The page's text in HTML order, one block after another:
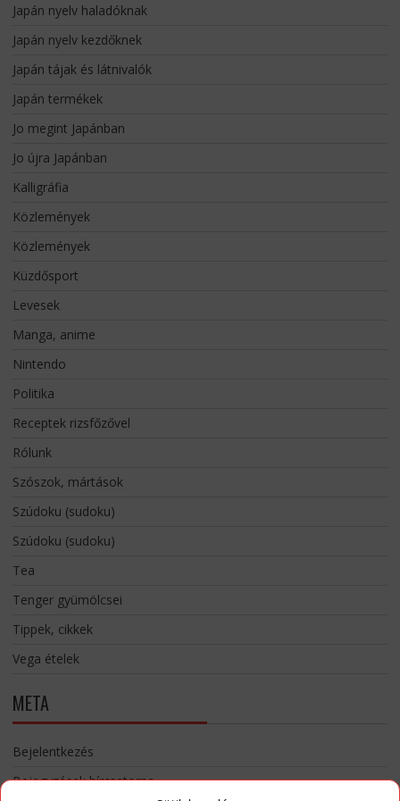
Japán nyelv haladóknak
Japán nyelv kezdőknek
Japán tájak és látnivalók
Japán termékek
Jo megint Japánban
Jo újra Japánban
Kalligráfia
Közlemények
Közlemények
Küzdősport
Levesek
Manga, anime
Nintendo
Politika
Receptek rizsfőzővel
Rólunk
Szószok, mártások
Szúdoku (sudoku)
Szúdoku (sudoku)
Tea
Tenger gyümölcsei
Tippek, cikkek
Vega ételek
META
Bejelentkezés
Bejegyzések hírcsatorna